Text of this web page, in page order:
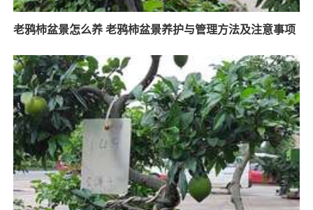
老鸦柿盆景怎么养 老鸦柿盆景养护与管理方法及注意事项